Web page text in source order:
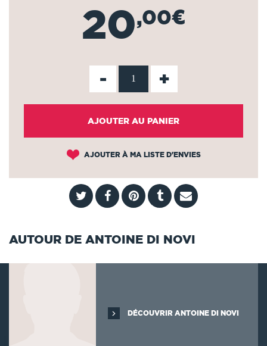
20,00€
- +
AJOUTER AU PANIER
AJOUTER À MA LISTE D'ENVIES
AUTOUR DE ANTOINE DI NOVI
DÉCOUVRIR ANTOINE DI NOVI